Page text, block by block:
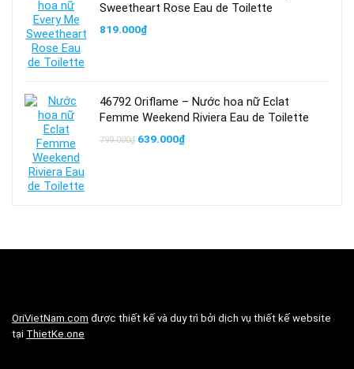
Sweetheart Rose Eau de Toilette
819.000₫
46792 Oriflame – Nước hoa nữ Eclat
Femme Weekend Riviera Eau de Toilette
799.000₫ Giá
639.000₫Giá
OriVietNam.com được thiết kế và duy trì bởi dịch vụ thiết kế website
tại ThietKe.one